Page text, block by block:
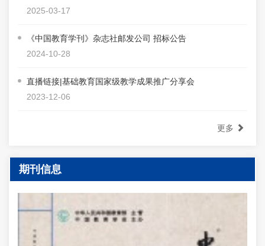
2025-03-17
《中国教育学刊》杂志社邮发公司 招标公告
2024-10-28
直播链接|基础教育国家级教学成果推广分享会
2023-12-06
更多
期刊信息